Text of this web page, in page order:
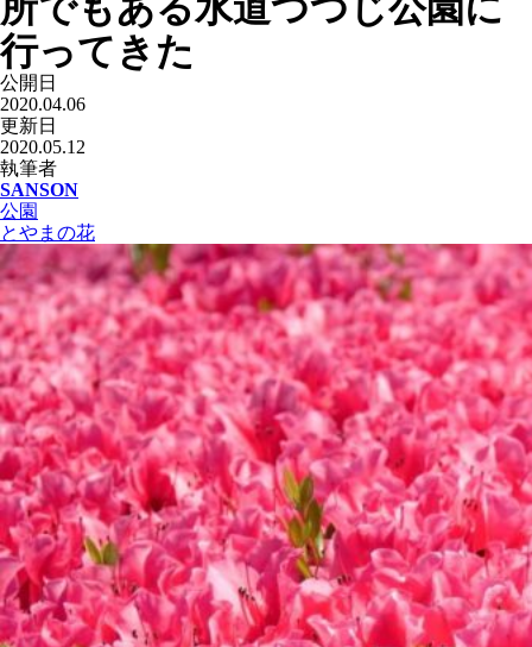
行ってきた
公開日
2020.04.06
更新日
2020.05.12
執筆者
SANSON
公園
とやまの花